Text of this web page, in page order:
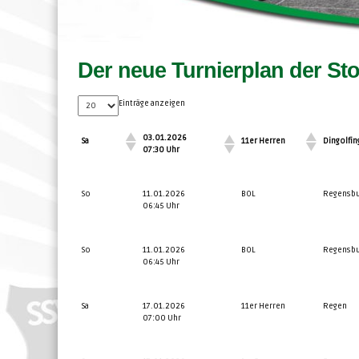
Der neue Turnierplan der
Einträge anzeigen
Sa
03.01.2026
07:30 Uhr
11er Herren
Sa
03.01.2026
07:30 Uhr
11er Herren
So
11.01.2026
06:45 Uhr
BOL
So
11.01.2026
06:45 Uhr
BOL
Sa
17.01.2026
07:00 Uhr
11er Herren Regen